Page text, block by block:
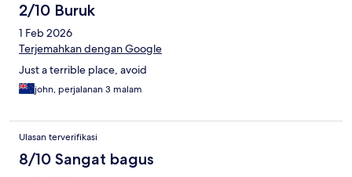
2/10 Buruk
1 Feb 2026
Terjemahkan dengan Google
Just a terrible place, avoid
john, perjalanan 3 malam
Ulasan terverifikasi
8/10 Sangat bagus